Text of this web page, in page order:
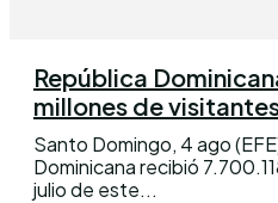
República
millones de
Santo Domingo, 4 ago
Dominicana recibió
julio de este...